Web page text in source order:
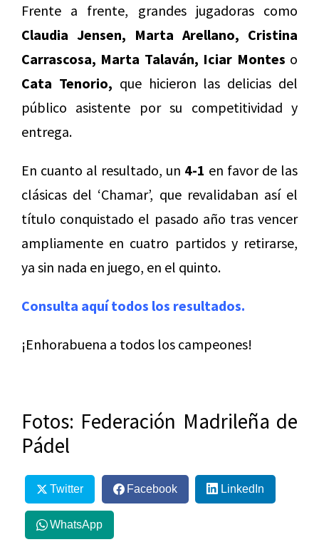
Frente a frente, grandes jugadoras como
Claudia Jensen, Marta Arellano, Cristina
Carrascosa, Marta Talaván, Iciar Montes o
Cata Tenorio, que hicieron las delicias del
público asistente por su competitividad y
entrega.
En cuanto al resultado, un 4-1 en favor de las
clásicas del ‘Chamar’, que revalidaban así el
título conquistado el pasado año tras vencer
ampliamente en cuatro partidos y retirarse,
ya sin nada en juego, en el quinto.
Consulta aquí todos los resultados.
¡Enhorabuena a todos los campeones!
Fotos: Federación Madrileña de
Pádel
Twitter Facebook LinkedIn
WhatsApp